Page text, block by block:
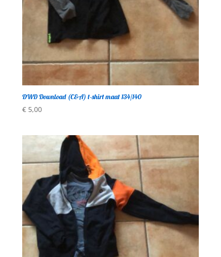
DWD Download (C&A) t-shirt maat 134/140
€5,00